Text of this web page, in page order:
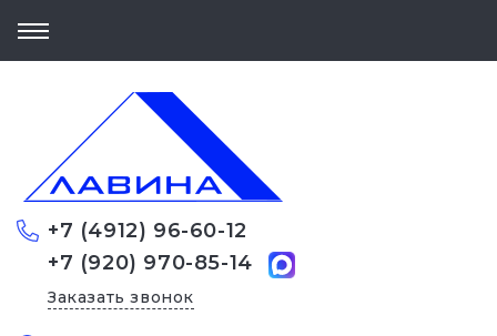
+7 (4912) 96-60-12
+7 (920) 970-85-14
Заказать звонок